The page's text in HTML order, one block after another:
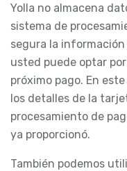
Yolla no almacena
sistema de
segura la
usted puede optar
próximo pago. En
los detalles de la
procesamiento de
ya proporcionó.
También podemos